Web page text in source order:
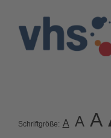
Schriftgröße: A A A